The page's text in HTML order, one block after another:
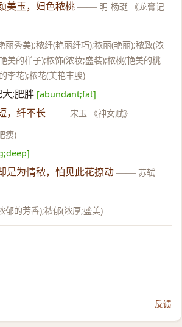
美玉，妇色秾桃 —— 明·杨珽 《龙膏记·
丽秀美);秾纤(艳丽纤巧);秾丽(艳丽);秾致(浓
美的样子);秾饰(浓妆;盛装);秾桃(艳美的桃
李花);秾花(美艳丰腴)
;肥胖 [abundant;fat]
，纤不长 —— 宋玉 《神女赋》
瘦)
是为情秾，怕见此花撩动 —— 苏轼
郁的芳香);秾郁(浓厚;盛美)
反馈